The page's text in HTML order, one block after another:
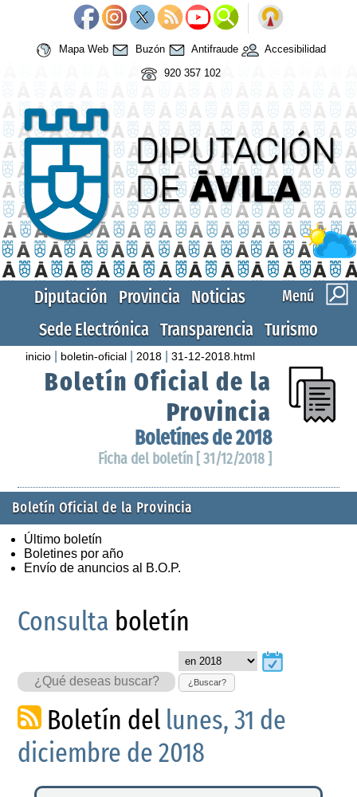
Mapa Web Buzón Antifraude
Accesibilidad
920 357 102
Menú
Diputación Provincia Noticias
Sede Electrónica Transparencia Turismo
inicio boletin-oficial 2018 |31-12-2018.html
Boletín Oficial de la
Provincia
Boletínes de 2018
Ficha del boletín [ 31/12/2018 ]
Boletín Oficial de la Provincia
Último boletín
Boletines por año
Envío de anuncios al B.O.P.
Consulta boletín
¿Buscar?
Boletín del lunes, 31 de
diciembre de 2018